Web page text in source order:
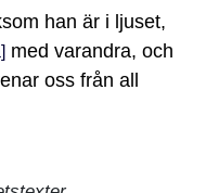
han är i ljuset,
med varandra, och
oss från all